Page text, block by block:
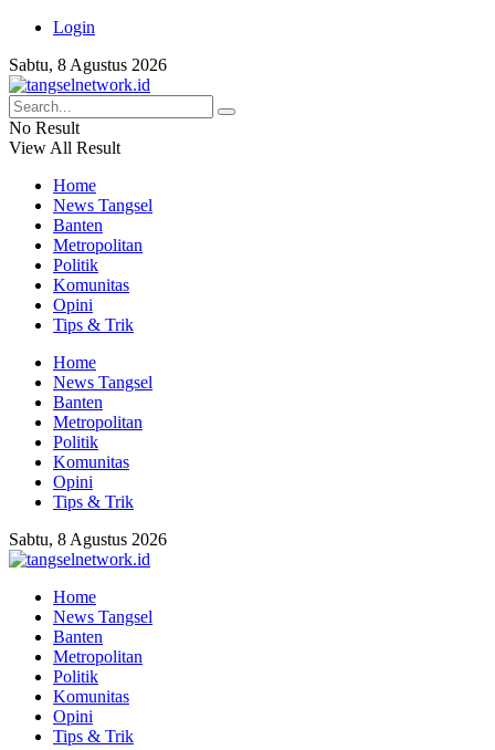
Login
Sabtu, 8 Agustus 2026
No Result
View All Result
Home
News Tangsel
Banten
Metropolitan
Politik
Komunitas
Opini
Tips & Trik
Home
News Tangsel
Banten
Metropolitan
Politik
Komunitas
Opini
Tips & Trik
Sabtu, 8 Agustus 2026
Home
News Tangsel
Banten
Metropolitan
Politik
Komunitas
Opini
Tips & Trik